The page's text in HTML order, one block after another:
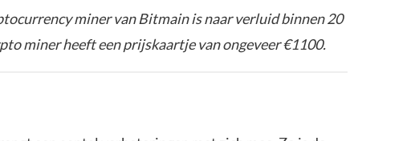
miner van Bitmain is naar verluid binnen 20
miner heeft een prijskaartje van ongeveer €1100.